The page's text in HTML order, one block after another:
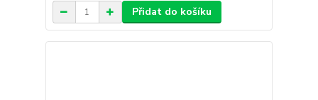
Přidat do košíku